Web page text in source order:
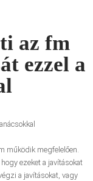
az fm
ezzel a
működik megfelelően.
ezeket a javításokat
a javításokat, vagy